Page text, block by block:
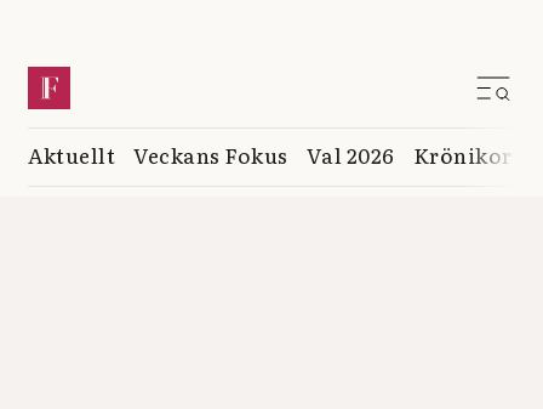
Aktuellt Veckans Fokus Val 2026 Krönikor